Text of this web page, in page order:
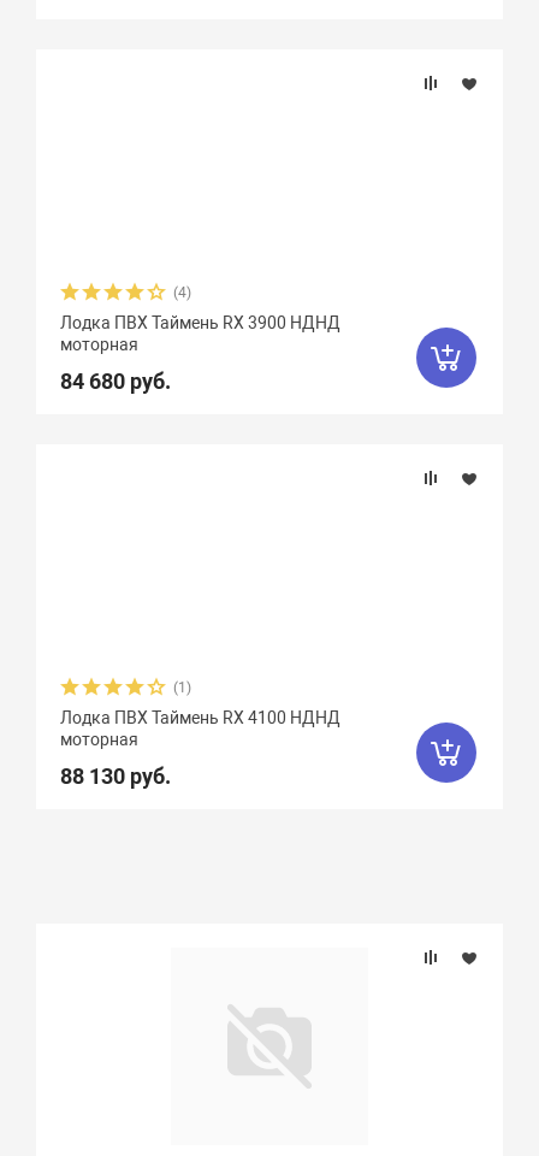
(4)
Лодка ПВХ Таймень RX 3900 НДНД
моторная
84 680 руб.
(1)
Лодка ПВХ Таймень RX 4100 НДНД
моторная
88 130 руб.